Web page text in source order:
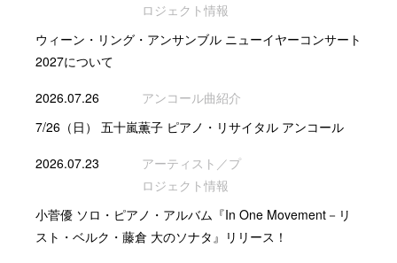
ロジェクト情報
ウィーン・リング・アンサンブル ニューイヤーコンサート
2027について
2026.07.26
アンコール曲紹介
7/26（日） 五十嵐薫子 ピアノ・リサイタル アンコール
2026.07.23
アーティスト／プ
ロジェクト情報
小菅優 ソロ・ピアノ・アルバム『In One Movement－リ
スト・ベルク・藤倉 大のソナタ』リリース！